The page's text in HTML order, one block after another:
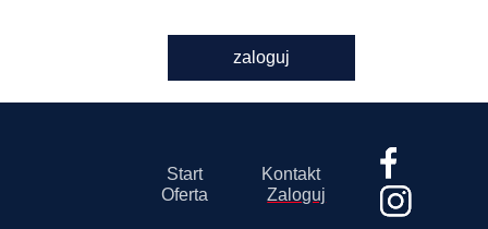
zaloguj
Start
Kontakt
Oferta
Zaloguj